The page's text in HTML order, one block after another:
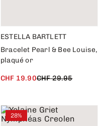
ESTELLA BARTLETT
Bracelet Pearl & Bee Louise,
plaqué or
CHF 19.90CHF 29.95
28%